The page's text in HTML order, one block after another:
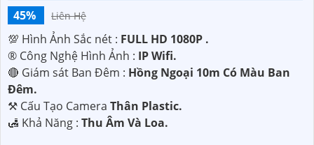
45%
Liên Hệ
💯 Hình Ảnh Sắc nét : FULL HD 1080P .
®️ Công Nghệ Hình Ảnh : IP Wifi.
🔴 Giám sát Ban Đêm : Hồng Ngoại 10m Có Màu Ban
Ðêm.
⚒ Cấu Tạo Camera Thân Plastic.
️🛃 Khả Năng : Thu Âm Và Loa.